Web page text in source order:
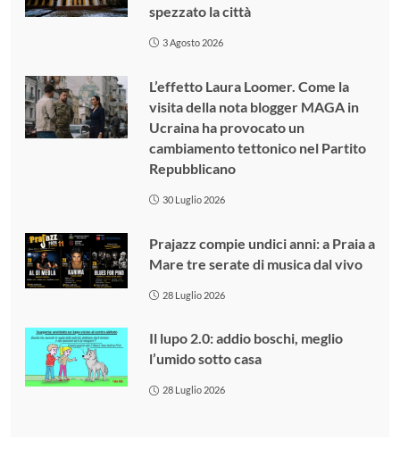
spezzato la città
3 Agosto 2026
L’effetto Laura Loomer. Come la
visita della nota blogger MAGA in
Ucraina ha provocato un
cambiamento tettonico nel Partito
Repubblicano
30 Luglio 2026
Prajazz compie undici anni: a Praia a
Mare tre serate di musica dal vivo
28 Luglio 2026
Il lupo 2.0: addio boschi, meglio
l’umido sotto casa
28 Luglio 2026